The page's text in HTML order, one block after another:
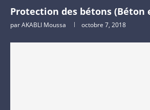
Protection des bétons (Béton
parAKABLI Moussa octobre 7, 2018